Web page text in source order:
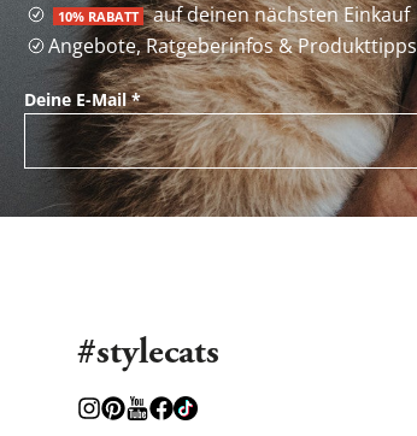
10% RABATT auf deinen nächsten Einkauf
Angebote, Ratgeberinfos & Produkttipps
Deine E-Mail*
#stylecats